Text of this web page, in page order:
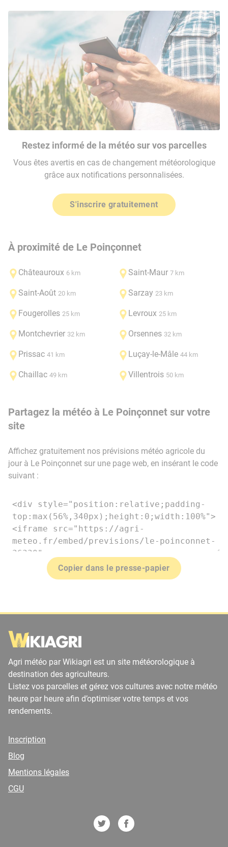
Restez informé de la météo sur vos parcelles
Vous êtes avertis en cas de changement météorologique
grâce aux notifications personnalisées.
S'inscrire gratuitement
À proximité de Le Poinçonnet
Châteauroux 6 km Saint-Maur 7 km
Saint-Août 20 km Sarzay 23 km
Fougerolles 25 km Levroux 25 km
Montchevrier 32 km Orsennes 32 km
Prissac 41 km Luçay-le-Mâle 44 km
Chaillac 49 km Villentrois 50 km
Partagez la météo à Le Poinçonnet sur votre
site
Affichez gratuitement nos prévisions météo agricole du
jour à Le Poinçonnet sur une page web, en insérant le code
suivant :
Copier dans le presse-papier
Agri météo par Wikiagri est un site météorologique à
destination des agriculteurs.
Listez vos parcelles et gérez vos cultures avec notre météo
heure par heure afin d’optimiser votre temps et vos
rendements.
Inscription
Blog
Mentions légales
CGU